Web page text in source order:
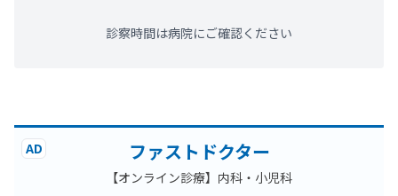
診察時間は病院にご確認ください
AD ファストドクター
【オンライン診療】内科・小児科